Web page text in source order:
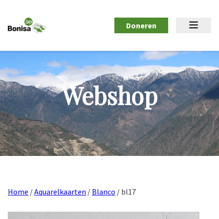
Doneren
Webshop
Home /Aquarelkaarten / Blanco / bl17